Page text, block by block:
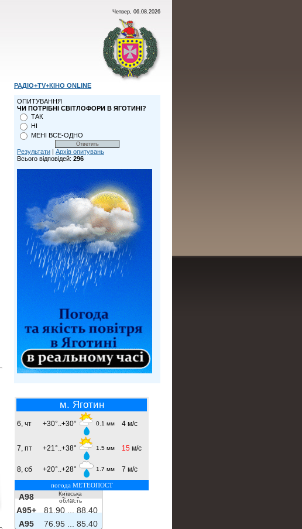
Четвер, 06.08.2026
РАДІО+TV+КІНО ONLINE
ОПИТУВАННЯ
ЧИ ПОТРІБНІ СВІТЛОФОРИ В ЯГОТИНІ?
ТАК
НІ
МЕНІ ВСЕ-ОДНО
Результати | Архів опитувань
Всього відповідей: 296
м. Яготин
6, чт +30°..+30° 0.1 мм 4 м/с
7, пт +21°..+38° 1.5 мм 15 м/с
8, сб +20°..+28° 1.7 мм 7 м/с
погода МЕТЕОПОСТ
Київська
область
A98 - ...-
A95+
81.90 ...
88.40
A95
76.95 ...
85.40